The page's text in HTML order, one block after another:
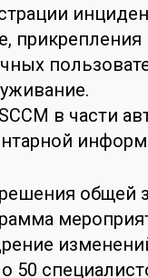
в части
общей
50